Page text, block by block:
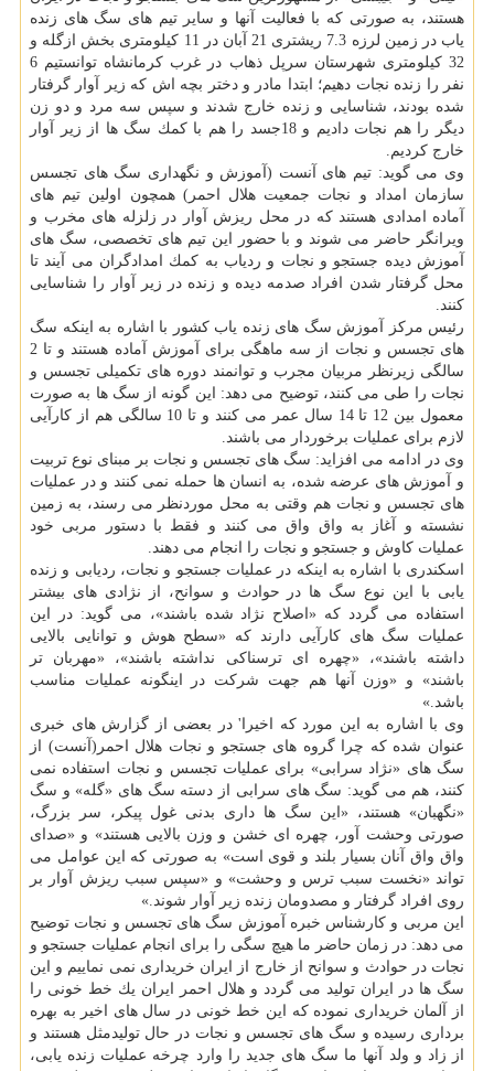
هستند، به صورتی كه با فعالیت آنها و سایر تیم های سگ های زنده
یاب در زمین لرزه 7.3 ریشتری 21 آبان در 11 كیلومتری بخش ازگله و
32 كیلومتری شهرستان سرپل ذهاب در غرب كرمانشاه توانستیم 6
نفر را زنده نجات دهیم؛ ابتدا مادر و دختر بچه اش كه زیر آوار گرفتار
شده بودند، شناسایی و زنده خارج شدند و سپس سه مرد و دو زن
دیگر را هم نجات دادیم و 18جسد را هم با كمك سگ ها از زیر آوار
خارج كردیم.
وی می گوید: تیم های آنست (آموزش و نگهداری سگ های تجسس
سازمان امداد و نجات جمعیت هلال احمر) همچون اولین تیم های
آماده امدادی هستند كه در محل ریزش آوار در زلزله های مخرب و
ویرانگر حاضر می شوند و با حضور این تیم های تخصصی، سگ های
آموزش دیده جستجو و نجات و ردیاب به كمك امدادگران می آیند تا
محل گرفتار شدن افراد صدمه دیده و زنده در زیر آوار را شناسایی
كنند.
رئیس مركز آموزش سگ های زنده یاب كشور با اشاره به اینكه سگ
های تجسس و نجات از سه ماهگی برای آموزش آماده هستند و تا 2
سالگی زیرنظر مربیان مجرب و توانمند دوره های تكمیلی تجسس و
نجات را طی می كنند، توضیح می دهد: این گونه از سگ ها به صورت
معمول بین 12 تا 14 سال عمر می كنند و تا 10 سالگی هم از كارآیی
لازم برای عملیات برخوردار می باشند.
وی در ادامه می افزاید: سگ های تجسس و نجات بر مبنای نوع تربیت
و آموزش های عرضه شده، به انسان ها حمله نمی كنند و در عملیات
های تجسس و نجات هم وقتی به محل موردنظر می رسند، به زمین
نشسته و آغاز به واق واق می كنند و فقط با دستور مربی خود
عملیات كاوش و جستجو و نجات را انجام می دهند.
اسكندری با اشاره به اینكه در عملیات جستجو و نجات، ردیابی و زنده
یابی با این نوع سگ ها در حوادث و سوانح، از نژادی های بیشتر
استفاده می گردد كه «اصلاح نژاد شده باشند»، می گوید: در این
عملیات سگ های كارآیی دارند كه «سطح هوش و توانایی بالایی
داشته باشند»، «چهره ای ترسناكی نداشته باشند»، «مهربان تر
باشند» و «وزن آنها هم جهت شركت در اینگونه عملیات مناسب
باشد.»
وی با اشاره به این مورد كه اخیرا' در بعضی از گزارش های خبری
عنوان شده كه چرا گروه های جستجو و نجات هلال احمر(آنست) از
سگ های «نژاد سرابی» برای عملیات تجسس و نجات استفاده نمی
كنند، هم می گوید: سگ های سرابی از دسته سگ های «گله» و سگ
«نگهبان» هستند، «این سگ ها داری بدنی غول پیكر، سر بزرگ،
صورتی وحشت آور، چهره ای خشن و وزن بالایی هستند» و «صدای
واق واق آنان بسیار بلند و قوی است» به صورتی كه این عوامل می
تواند «نخست سبب ترس و وحشت» و «سپس سبب ریزش آوار بر
روی افراد گرفتار و مصدومان زنده زیر آوار شوند.»
این مربی و كارشناس خبره آموزش سگ های تجسس و نجات توضیح
می دهد: در زمان حاضر ما هیچ سگی را برای انجام عملیات جستجو و
نجات در حوادث و سوانح از خارج از ایران خریداری نمی نماییم و این
سگ ها در ایران تولید می گردد و هلال احمر ایران یك خط خونی را
از آلمان خریداری نموده كه این خط خونی در سال های اخیر به بهره
برداری رسیده و سگ های تجسس و نجات در حال تولیدمثل هستند و
از زاد و ولد آنها ما سگ های جدید را وارد چرخه عملیات زنده یابی،